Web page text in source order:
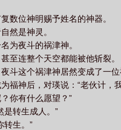
纪有了孩子。御三家：我们知
：我们全都知道了，禅院要通
术界！！瑛纪：……我怎么不
家的智障，咒术界的泥石流，
只野良，是神器转生，所以脑
要是XX回战，有小野狗相关。
败魔法了【bushi3、本文无
其他不变。4、主角有写小说
尽量简短描述故事梗概，篇幅
数位神明赐予姓名的神器。
然是神灵。
为夜斗的祸津神。
至连整个天空都能被他斩裂。
斗这个祸津神居然变成了一位
福神后，对瑛说：“老伙计，
你有什么愿望？”
是转生成人。”
转生。”